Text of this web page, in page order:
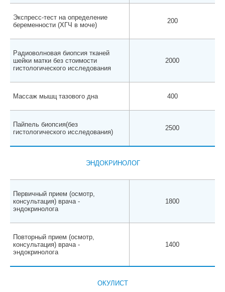
Экспресс-тест на определение
беременности (ХГЧ в моче)
200
Радиоволновая биопсия тканей
шейки матки без стоимости
гистологического исследования
2000
Массаж мышц тазового дна 400
Пайпель биопсия(без
гистологического исследования)
2500
ЭНДОКРИНОЛОГ
Первичный прием (осмотр,
консультация) врача -
эндокринолога
1800
Повторный прием (осмотр,
консультация) врача -
эндокринолога
1400
ОКУЛИСТ